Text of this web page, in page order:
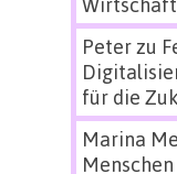
Peterzu
für die
Marina